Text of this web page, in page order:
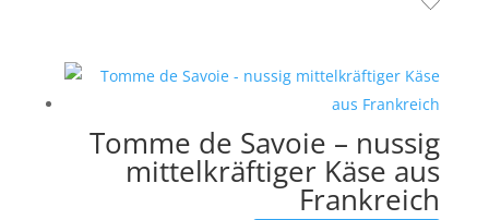
Tomme de Savoie – nussig
mittelkräftiger Käse aus
Frankreich